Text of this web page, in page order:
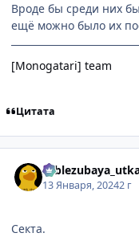
Вроде бы среди них
ещё можно было их
[Monogatari] team
Цитата
13 Января, 20242 г
Секта.